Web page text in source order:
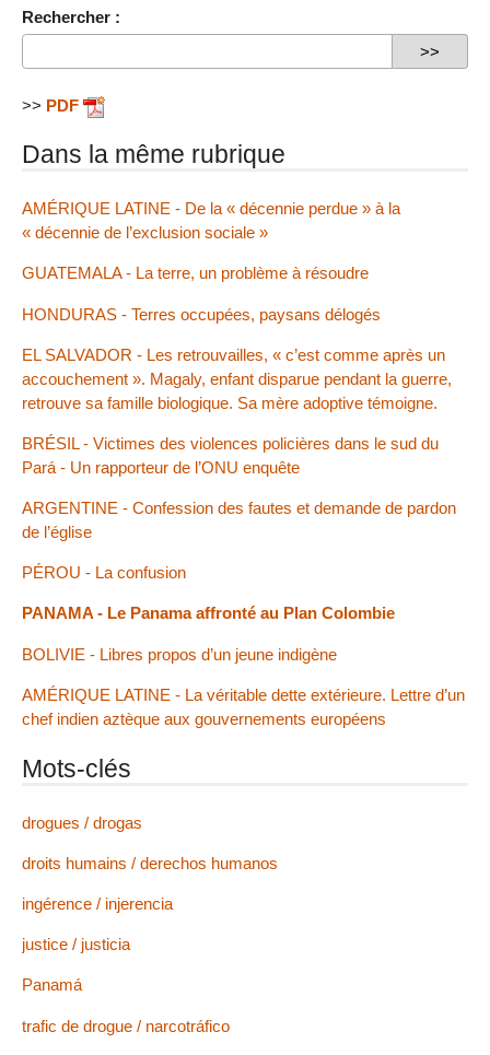
Rechercher :
>> PDF
Dans la même rubrique
AMÉRIQUE LATINE - De la « décennie perdue » à la
« décennie de l’exclusion sociale »
GUATEMALA - La terre, un problème à résoudre
HONDURAS - Terres occupées, paysans délogés
EL SALVADOR - Les retrouvailles, « c’est comme après un
accouchement ». Magaly, enfant disparue pendant la guerre,
retrouve sa famille biologique. Sa mère adoptive témoigne.
BRÉSIL - Victimes des violences policières dans le sud du
Pará - Un rapporteur de l’ONU enquête
ARGENTINE - Confession des fautes et demande de pardon
de l’église
PÉROU - La confusion
PANAMA - Le Panama affronté au Plan Colombie
BOLIVIE - Libres propos d’un jeune indigène
AMÉRIQUE LATINE - La véritable dette extérieure. Lettre d’un
chef indien aztèque aux gouvernements européens
Mots-clés
drogues / drogas
droits humains / derechos humanos
ingérence / injerencia
justice / justicia
Panamá
trafic de drogue / narcotráfico